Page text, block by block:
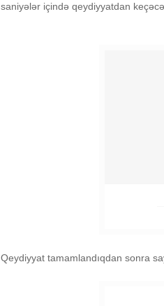
saniyələr içində qeydiyyatdan
Qeydiyyat tamamlandıqdan sonra